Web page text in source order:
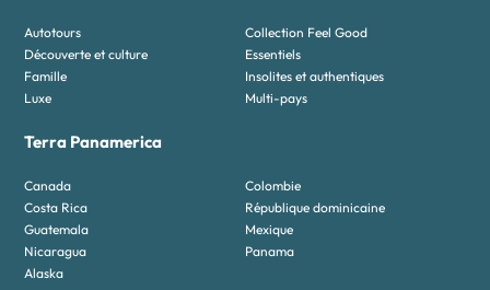
Autotours
Collection Feel Good
Découverte et culture
Essentiels
Famille
Insolites et authentiques
Luxe
Multi-pays
Terra Panamerica
Canada
Colombie
Costa Rica
République dominicaine
Guatemala
Mexique
Nicaragua
Panama
Alaska